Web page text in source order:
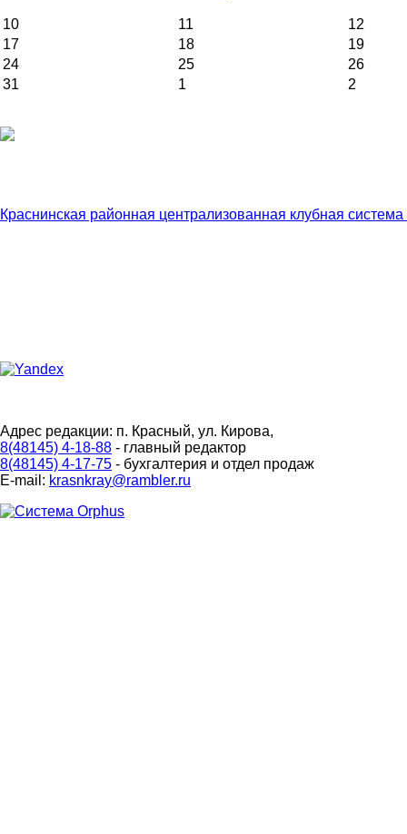
10 11
12
17
18
19
24
25
26
31
1 2
Краснинская районная централизованная клубная
Адрес редакции: п. Красный, ул. Кирова,
8(48145) 4-18-88 - главный редактор
8(48145) 4-17-75 - бухгалтерия и отдел продаж
E-mail: krasnkray@rambler.ru